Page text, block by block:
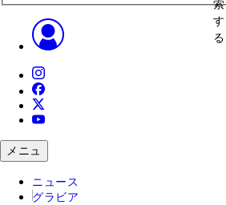
索
す
る
メニュ
ニュース
グラビア